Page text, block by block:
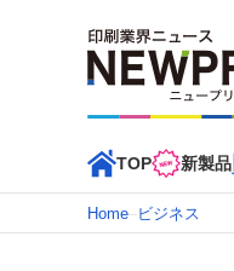
TOP 新製品
インデックス
Home–ビジネス